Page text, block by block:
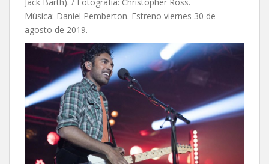
Música: Daniel Pemberton. Estreno viernes 30 de
agosto de 2019.